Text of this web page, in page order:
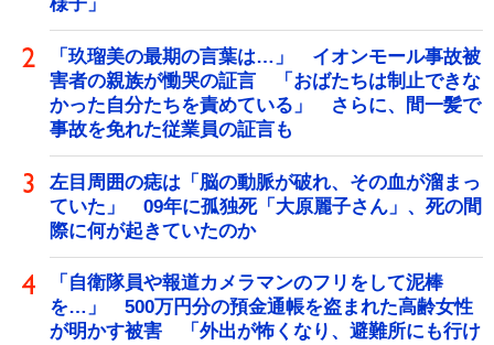
「玖瑠美の最期の言葉は…」 イオンモール事故被
害者の親族が慟哭の証言 「おばたちは制止できな
かった自分たちを責めている」 さらに、間一髪で
事故を免れた従業員の証言も
左目周囲の痣は「脳の動脈が破れ、その血が溜まっ
ていた」 09年に孤独死「大原麗子さん」、死の間
際に何が起きていたのか
「自衛隊員や報道カメラマンのフリをして泥棒
を…」 500万円分の預金通帳を盗まれた高齢女性
が明かす被害 「外出が怖くなり、避難所にも行け